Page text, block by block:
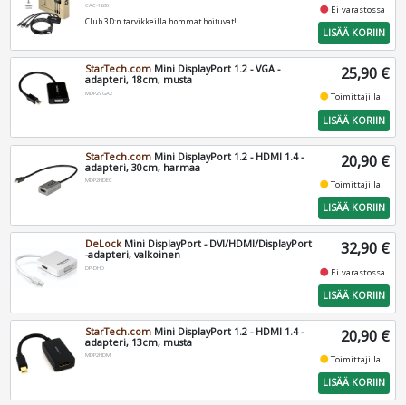
CAC-1630
Club 3D:n tarvikkeilla hommat hoituvat!
fiber_manual_record Ei varastossa
LISÄÄ KORIIN
StarTech.com Mini DisplayPort 1.2 - VGA -
adapteri, 18cm, musta
MDP2VGA2
25,90 €
fiber_manual_recordToimittajilla
LISÄÄ KORIIN
StarTech.com Mini DisplayPort 1.2 - HDMI 1.4 -
adapteri, 30cm, harmaa
MDP2HDEC
20,90 €
fiber_manual_recordToimittajilla
LISÄÄ KORIIN
DeLockMini DisplayPort - DVI/HDMI/DisplayPort
-adapteri, valkoinen
DP-DHD
32,90 €
fiber_manual_record Ei varastossa
LISÄÄ KORIIN
StarTech.com Mini DisplayPort 1.2 - HDMI 1.4 -
adapteri, 13cm, musta
MDP2HDMI
20,90 €
fiber_manual_recordToimittajilla
LISÄÄ KORIIN